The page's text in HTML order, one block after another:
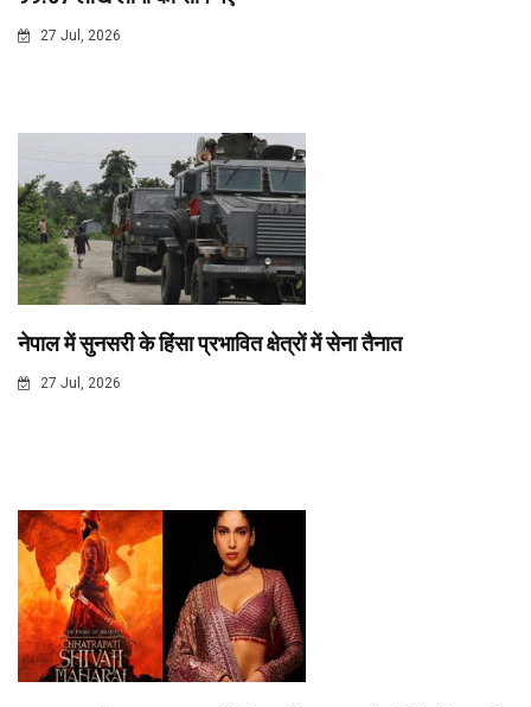
27 Jul, 2026
नेपाल में सुनसरी के हिंसा प्रभावित क्षेत्रों में सेना तैनात
27 Jul, 2026